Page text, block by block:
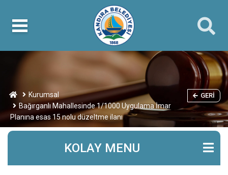
Kurumsal
Bağırganlı Mahallesinde 1/1000 Uygulama İmar
Planına esas 15 nolu düzeltme ilanı
GERI
KOLAY MENU